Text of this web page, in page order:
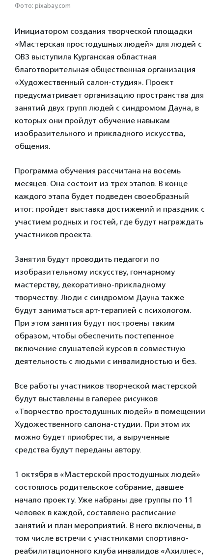
Фото: pixabay.com
Инициатором создания творческой площадки
«Мастерская простодушных людей» для людей с
ОВЗ выступила Курганская областная
благотворительная общественная организация
«Художественный салон-студия». Проект
предусматривает организацию пространства для
занятий двух групп людей с синдромом Дауна, в
которых они пройдут обучение навыкам
изобразительного и прикладного искусства,
общения.
Программа обучения рассчитана на восемь
месяцев. Она состоит из трех этапов. В конце
каждого этапа будет подведен своеобразный
итог: пройдет выставка достижений и праздник с
участием родных и гостей, где будут награждать
участников проекта.
Занятия будут проводить педагоги по
изобразительному искусству, гончарному
мастерству, декоративно-прикладному
творчеству. Люди с синдромом Дауна также
будут заниматься арт-терапией с психологом.
При этом занятия будут построены таким
образом, чтобы обеспечить постепенное
включение слушателей курсов в совместную
деятельность с людьми с инвалидностью и без.
Все работы участников творческой мастерской
будут выставлены в галерее рисунков
«Творчество простодушных людей» в помещении
Художественного салона-студии. При этом их
можно будет приобрести, а вырученные
средства будут переданы автору.
1 октября в «Мастерской простодушных людей»
состоялось родительское собрание, давшее
начало проекту. Уже набраны две группы по 11
человек в каждой, составлено расписание
занятий и план мероприятий. В него включены, в
том числе встречи с участниками спортивно-
реабилитационного клуба инвалидов «Ахиллес»,